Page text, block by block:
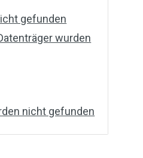
gefunden
wurden
nicht gefunden